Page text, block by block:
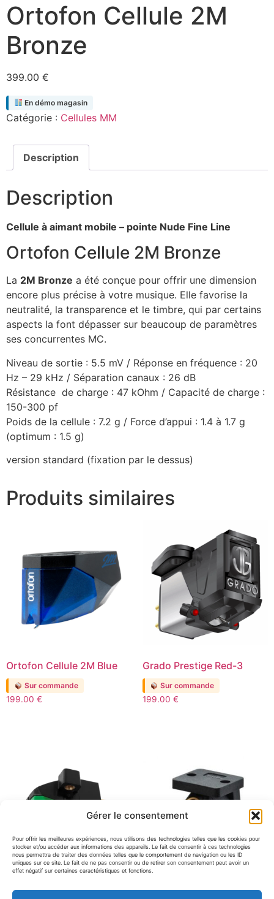
Gérer le consentement
Pour offrir les meilleures expériences, nous utilisons des technologies telles que les cookies pour
stocker et/ou accéder aux informations des appareils. Le fait de consentir à ces technologies
nous permettra de traiter des données telles que le comportement de navigation ou les ID
uniques sur ce site. Le fait de ne pas consentir ou de retirer son consentement peut avoir un
effet négatif sur certaines caractéristiques et fonctions.
Ortofon Cellule 2M
Bronze
399.00 €
En démo magasin
Catégorie : Cellules MM
Description
Description
Cellule à aimant mobile – pointe Nude Fine Line
Ortofon Cellule 2M Bronze
La 2M Bronze a été conçue pour offrir une dimension
encore plus précise à votre musique. Elle favorise la
neutralité, la transparence et le timbre, qui par certains
aspects la font dépasser sur beaucoup de paramètres
ses concurrentes MC.
Niveau de sortie : 5.5 mV / Réponse en fréquence : 20
Hz – 29 kHz / Séparation canaux : 26 dB
Résistance de charge : 47 kOhm / Capacité de charge :
150-300 pf
Poids de la cellule : 7.2 g / Force d’appui : 1.4 à 1.7 g
(optimum : 1.5 g)
version standard (fixation par le dessus)
Produits similaires
Ortofon Cellule 2M Blue
Sur commande
199.00 €
Grado Prestige Red-3
Sur commande
199.00 €